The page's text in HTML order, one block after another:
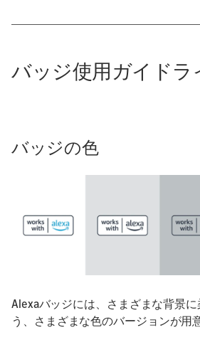
バッジ使用ガイドラ
バッジの色
Alexaバッジには、さまざまな背景
う、さまざまな色のバージョンが用